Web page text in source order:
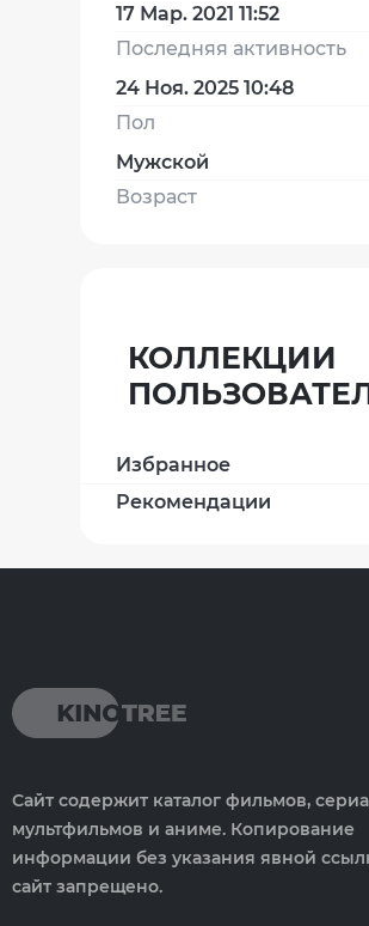
17 Мар. 2021 11:52
Последняя активность
24 Ноя. 2025 10:48
Пол
Мужской
Возраст
КОЛЛЕКЦИИ
Избранное
Рекомендации
Сайт содержит каталог фильмов,
мультфильмов и аниме. Копирование
информации без указания явной
сайт запрещено.